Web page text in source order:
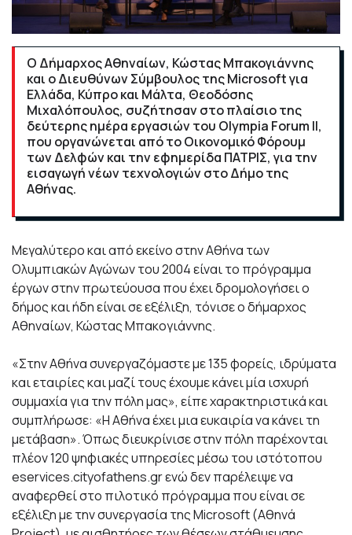
Ο Δήμαρχος Αθηναίων, Κώστας Μπακογιάννης
και ο Διευθύνων Σύμβουλος της Microsoft για
Ελλάδα, Κύπρο και Μάλτα, Θεοδόσης
Μιχαλόπουλος, συζήτησαν στο πλαίσιο της
δεύτερης ημέρα εργασιών του Olympia Forum II,
που οργανώνεται από το Οικονομικό Φόρουμ
των Δελφών και την εφημερίδα ΠΑΤΡΙΣ, για την
εισαγωγή νέων τεχνολογιών στο Δήμο της
Αθήνας.
Μεγαλύτερο και από εκείνο στην Αθήνα των
Ολυμπιακών Αγώνων του 2004 είναι το πρόγραμμα
έργων στην πρωτεύουσα που έχει δρομολογήσει ο
δήμος και ήδη είναι σε εξέλιξη, τόνισε ο δήμαρχος
Αθηναίων, Κώστας Μπακογιάννης.
«Στην Αθήνα συνεργαζόμαστε με 135 φορείς, ιδρύματα
και εταιρίες και μαζί τους έχουμε κάνει μία ισχυρή
συμμαχία για την πόλη μας», είπε χαρακτηριστικά και
συμπλήρωσε: «Η Αθήνα έχει μια ευκαιρία να κάνει τη
μετάβαση». Όπως διευκρίνισε στην πόλη παρέχονται
πλέον 120 ψηφιακές υπηρεσίες μέσω του ιστότοπου
eservices.cityofathens.gr ενώ δεν παρέλειψε να
αναφερθεί στο πιλοτικό πρόγραμμα που είναι σε
εξέλιξη με την συνεργασία της Microsoft (Αθηνά